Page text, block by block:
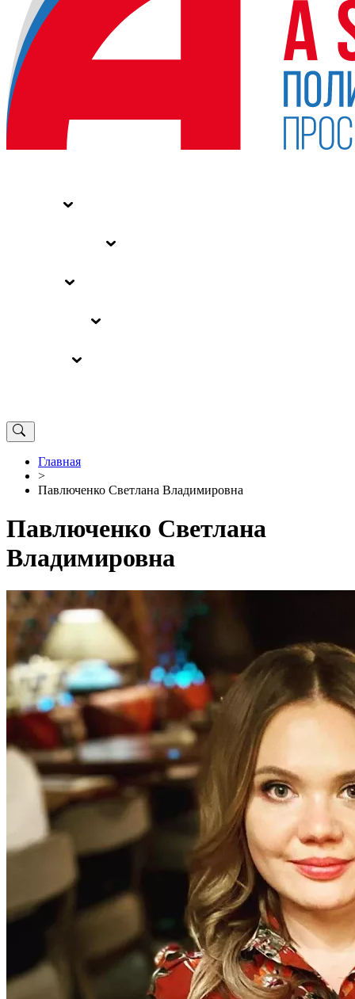
Главная
>
Павлюченко Светлана Владимировна
Павлюченко Светлана
Владимировна